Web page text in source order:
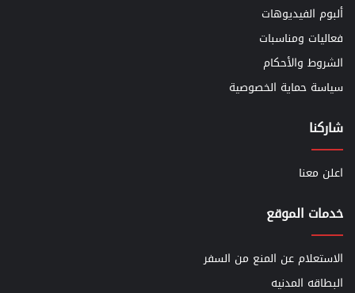
ألبوم الفيديوهات
فعاليات ومناسبات
الشروط والأحكام
سياسة حماية الخصوصية
شاركنا
اعلن معنا
خدمات الموقع
الاستعلام عن المنع من السفر
البطاقه المدنيه